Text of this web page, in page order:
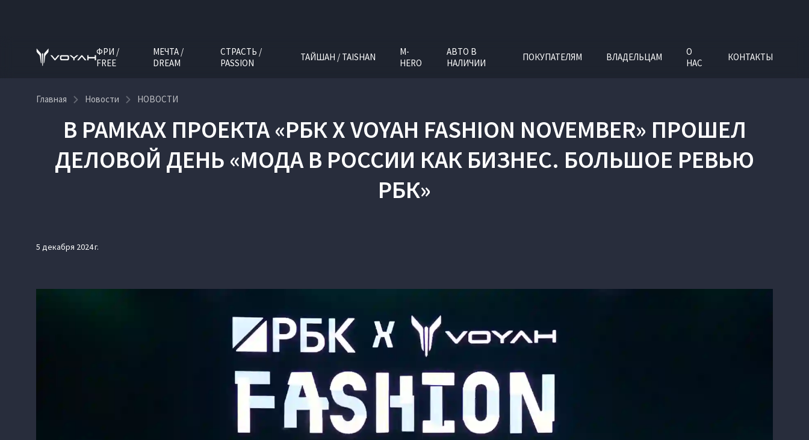
ФРИ /
FREE
МЕЧТА /
DREAM
СТРАСТЬ /
PASSION
ТАЙШАН / TAISHAN
M-
HERO
АВТО В
НАЛИЧИИ
ПОКУПАТЕЛЯМ ВЛАДЕЛЬЦАМ
О
НАС
КОНТАКТЫ
Главная Новости НОВОСТИ
В РАМКАХ ПРОЕКТА«РБК X VOYAH FASHION NOVEMBER» ПРОШЕЛ
ДЕЛОВОЙ ДЕНЬ «МОДА В РОССИИ КАК БИЗНЕС. БОЛЬШОЕ РЕВЬЮ
РБК»
5 декабря 2024 г.